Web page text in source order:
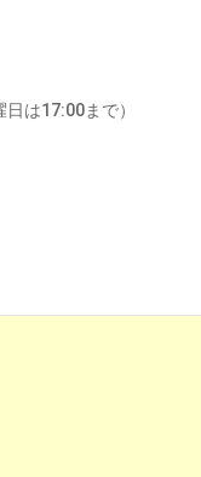
は17:00まで）